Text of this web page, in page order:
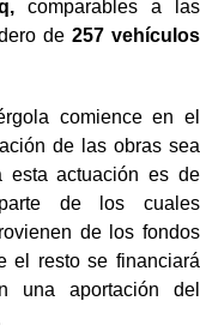
comparables a las
de 257 vehículos
comience en el
de las obras sea
esta actuación es de
de los cuales
de los fondos
el resto se financiará
una aportación del